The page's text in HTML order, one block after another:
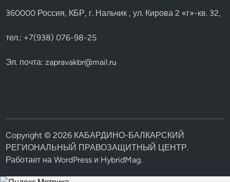
360000 Россия, КБР, г. Нальчик , ул. Кирова 2 «г»-кв. 32,
тел.: +7(938) 076-98-25
Эл. почта:zapravakbr@mail.ru
Copyright © 2026 КАБАРДИНО-БАЛКАРСКИЙ
РЕГИОНАЛЬНЫЙ ПРАВОЗАЩИТНЫЙ ЦЕНТР.
Работает наWordPress и HybridMag.